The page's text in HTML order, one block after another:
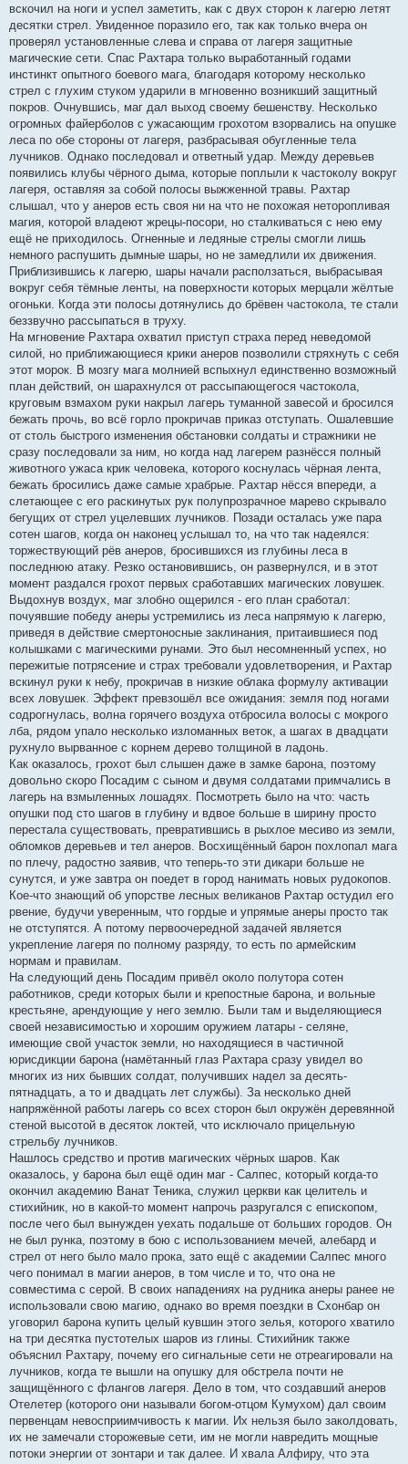
вскочил на ноги и успел заметить, как с двух сторон к лагерю летят
десятки стрел. Увиденное поразило его, так как только вчера он
проверял установленные слева и справа от лагеря защитные
магические сети. Спас Рахтара только выработанный годами
инстинкт опытного боевого мага, благодаря которому несколько
стрел с глухим стуком ударили в мгновенно возникший защитный
покров. Очнувшись, маг дал выход своему бешенству. Несколько
огромных файерболов с ужасающим грохотом взорвались на опушке
леса по обе стороны от лагеря, разбрасывая обугленные тела
лучников. Однако последовал и ответный удар. Между деревьев
появились клубы чёрного дыма, которые поплыли к частоколу вокруг
лагеря, оставляя за собой полосы выжженной травы. Рахтар
слышал, что у анеров есть своя ни на что не похожая неторопливая
магия, которой владеют жрецы-посори, но сталкиваться с нею ему
ещё не приходилось. Огненные и ледяные стрелы смогли лишь
немного распушить дымные шары, но не замедлили их движения.
Приблизившись к лагерю, шары начали расползаться, выбрасывая
вокруг себя тёмные ленты, на поверхности которых мерцали жёлтые
огоньки. Когда эти полосы дотянулись до брёвен частокола, те стали
беззвучно рассыпаться в труху.
На мгновение Рахтара охватил приступ страха перед неведомой
силой, но приближающиеся крики анеров позволили стряхнуть с себя
этот морок. В мозгу мага молнией вспыхнул единственно возможный
план действий, он шарахнулся от рассыпающегося частокола,
круговым взмахом руки накрыл лагерь туманной завесой и бросился
бежать прочь, во всё горло прокричав приказ отступать. Ошалевшие
от столь быстрого изменения обстановки солдаты и стражники не
сразу последовали за ним, но когда над лагерем разнёсся полный
животного ужаса крик человека, которого коснулась чёрная лента,
бежать бросились даже самые храбрые. Рахтар нёсся впереди, а
слетающее с его раскинутых рук полупрозрачное марево скрывало
бегущих от стрел уцелевших лучников. Позади осталась уже пара
сотен шагов, когда он наконец услышал то, на что так надеялся:
торжествующий рёв анеров, бросившихся из глубины леса в
последнюю атаку. Резко остановившись, он развернулся, и в этот
момент раздался грохот первых сработавших магических ловушек.
Выдохнув воздух, маг злобно ощерился - его план сработал:
почуявшие победу анеры устремились из леса напрямую к лагерю,
приведя в действие смертоносные заклинания, притаившиеся под
колышками с магическими рунами. Это был несомненный успех, но
пережитые потрясение и страх требовали удовлетворения, и Рахтар
вскинул руки к небу, прокричав в низкие облака формулу активации
всех ловушек. Эффект превзошёл все ожидания: земля под ногами
содрогнулась, волна горячего воздуха отбросила волосы с мокрого
лба, рядом упало несколько изломанных веток, а шагах в двадцати
рухнуло вырванное с корнем дерево толщиной в ладонь.
Как оказалось, грохот был слышен даже в замке барона, поэтому
довольно скоро Посадим с сыном и двумя солдатами примчались в
лагерь на взмыленных лошадях. Посмотреть было на что: часть
опушки под сто шагов в глубину и вдвое больше в ширину просто
перестала существовать, превратившись в рыхлое месиво из земли,
обломков деревьев и тел анеров. Восхищённый барон похлопал мага
по плечу, радостно заявив, что теперь-то эти дикари больше не
сунутся, и уже завтра он поедет в город нанимать новых рудокопов.
Кое-что знающий об упорстве лесных великанов Рахтар остудил его
рвение, будучи уверенным, что гордые и упрямые анеры просто так
не отступятся. А потому первоочередной задачей является
укрепление лагеря по полному разряду, то есть по армейским
нормам и правилам.
На следующий день Посадим привёл около полутора сотен
работников, среди которых были и крепостные барона, и вольные
крестьяне, арендующие у него землю. Были там и выделяющиеся
своей независимостью и хорошим оружием латары - селяне,
имеющие свой участок земли, но находящиеся в частичной
юрисдикции барона (намётанный глаз Рахтара сразу увидел во
многих из них бывших солдат, получивших надел за десять-
пятнадцать, а то и двадцать лет службы). За несколько дней
напряжённой работы лагерь со всех сторон был окружён деревянной
стеной высотой в десяток локтей, что исключало прицельную
стрельбу лучников.
Нашлось средство и против магических чёрных шаров. Как
оказалось, у барона был ещё один маг - Салпес, который когда-то
окончил академию Ванат Теника, служил церкви как целитель и
стихийник, но в какой-то момент напрочь разругался с епископом,
после чего был вынужден уехать подальше от больших городов. Он
не был рунка, поэтому в бою с использованием мечей, алебард и
стрел от него было мало прока, зато ещё с академии Салпес много
чего понимал в магии анеров, в том числе и то, что она не
совместима с серой. В своих нападениях на рудника анеры ранее не
использовали свою магию, однако во время поездки в Схонбар он
уговорил барона купить целый кувшин этого зелья, которого хватило
на три десятка пустотелых шаров из глины. Стихийник также
объяснил Рахтару, почему его сигнальные сети не отреагировали на
лучников, когда те вышли на опушку для обстрела почти не
защищённого с флангов лагеря. Дело в том, что создавший анеров
Отелетер (которого они называли богом-отцом Кумухом) дал своим
первенцам невосприимчивость к магии. Их нельзя было заколдовать,
их не замечали сторожевые сети, им не могли навредить мощные
потоки энергии от зонтари и так далее. И хвала Алфиру, что эта